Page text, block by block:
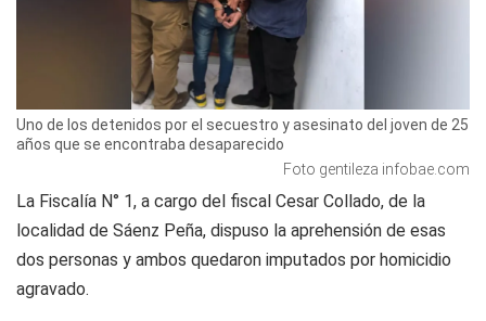
Uno de los detenidos por el secuestro y asesinato del joven de 25
años que se encontraba desaparecido
Foto gentileza infobae.com
La Fiscalía N° 1, a cargo del fiscal Cesar Collado, de la
localidad de Sáenz Peña, dispuso la aprehensión de esas
dos personas y ambos quedaron imputados por homicidio
agravado.